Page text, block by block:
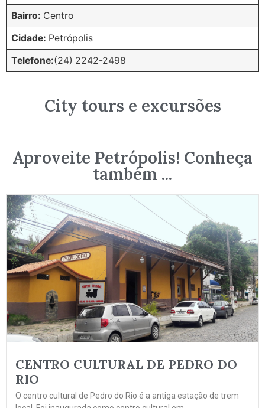
Bairro: Centro
Cidade: Petrópolis
Telefone:(24) 2242-2498
City tours e excursões
Aproveite Petrópolis! Conheça
também ...
CENTRO CULTURAL DE PEDRO DO
RIO
O centro cultural de Pedro do Rio é a antiga estação de trem